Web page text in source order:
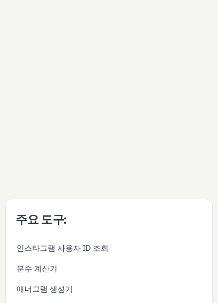
주요 도구:
인스타그램 사용자 ID 조회
분수 계산기
애너그램 생성기